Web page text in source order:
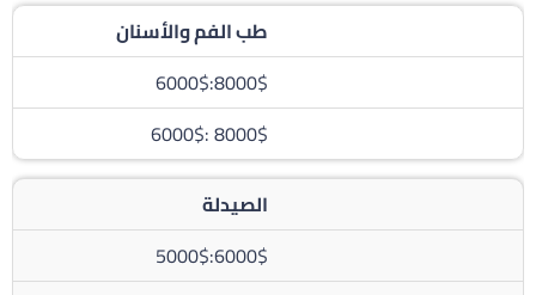
طب الفم والأسنان
8000$:6000$
8000$ :6000$
الصيدلة
6000$:5000$